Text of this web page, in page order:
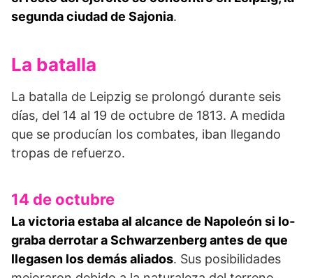
segunda ciu­dad de Sajonia.
La batalla
La batalla de Leipzig se prolongó durante seis
días, del 14 al 19 de octubre de 1813. A medida
que se producían los combates, iban llegando
tropas de refuerzo.
14 de octubre
La victoria estaba al alcance de Napoleón si lo­
graba derrotar a Schwarzenberg antes de que
llega­sen los demás aliados. Sus posibilidades